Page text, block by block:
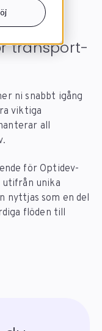
transport-
ni snabbt igång
viktiga
all
för Optidev-
utifrån unika
nyttjas som en del
flöden till